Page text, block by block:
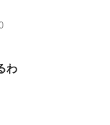
わ